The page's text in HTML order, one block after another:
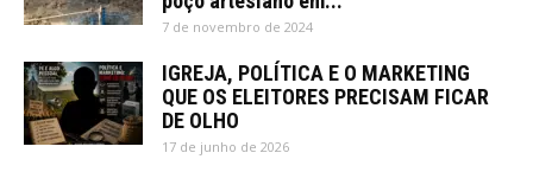
7 de novembro de 2024
IGREJA, POLÍTICA E O MARKETING
QUE OS ELEITORES PRECISAM FICAR
DE OLHO
17 de junho de 2026